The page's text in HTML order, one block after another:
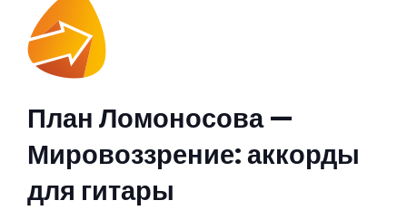
План Ломоносова —
Мировоззрение: аккорды
для гитары